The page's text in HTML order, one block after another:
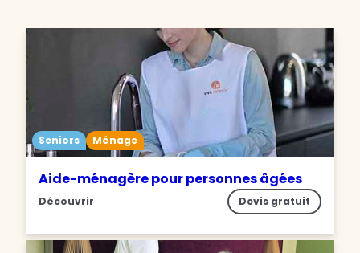
Seniors Ménage
Aide-ménagère pour personnes âgées
Découvrir Devis gratuit